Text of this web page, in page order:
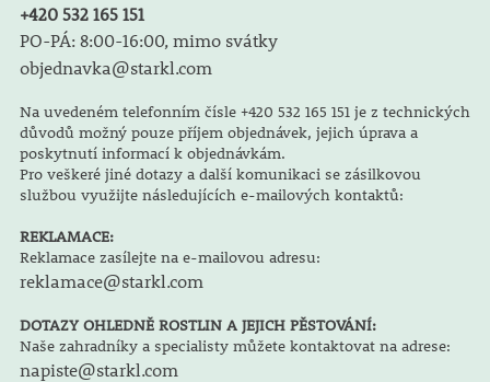
+420 532 165 151
PO-PÁ: 8:00-16:00, mimo svátky
objednavka@starkl.com
Na uvedeném telefonním čísle +420 532 165 151 je z technických
důvodů možný pouze příjem objednávek, jejich úprava a
poskytnutí informací k objednávkám.
Pro veškeré jiné dotazy a další komunikaci se zásilkovou
službou využijte následujících e-mailových kontaktů:
REKLAMACE:
Reklamace zasílejte na e-mailovou adresu:
reklamace@starkl.com
DOTAZY OHLEDNĚ ROSTLIN A JEJICH PĚSTOVÁNÍ:
Naše zahradníky a specialisty můžete kontaktovat na adrese:
napiste@starkl.com